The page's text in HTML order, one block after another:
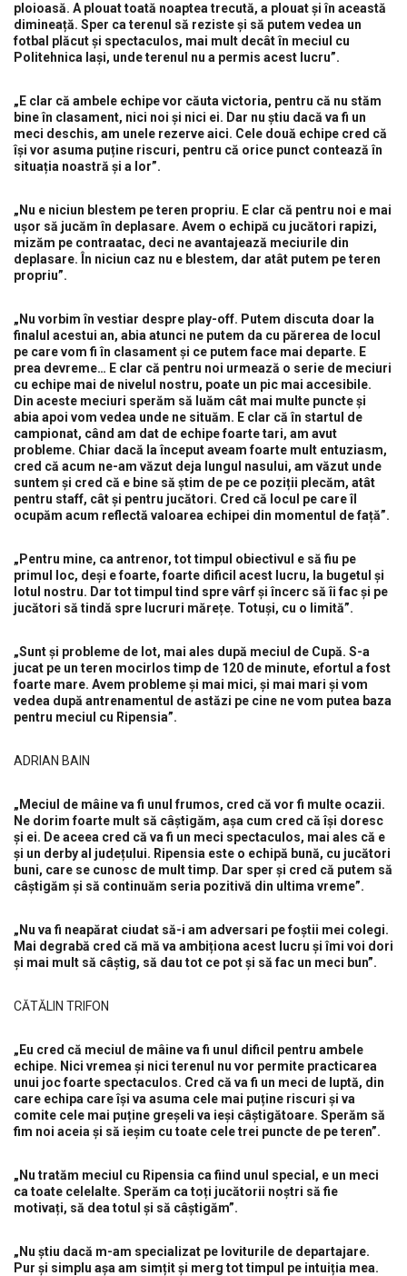
ploioasă. A plouat toată noaptea trecută, a plouat și în această
dimineață. Sper ca terenul să reziste și să putem vedea un
fotbal plăcut și spectaculos, mai mult decât în meciul cu
Politehnica Iași, unde terenul nu a permis acest lucru”.
„E clar că ambele echipe vor căuta victoria, pentru că nu stăm
bine în clasament, nici noi și nici ei. Dar nu știu dacă va fi un
meci deschis, am unele rezerve aici. Cele două echipe cred că
își vor asuma puține riscuri, pentru că orice punct contează în
situația noastră și a lor”.
„Nu e niciun blestem pe teren propriu. E clar că pentru noi e mai
ușor să jucăm în deplasare. Avem o echipă cu jucători rapizi,
mizăm pe contraatac, deci ne avantajează meciurile din
deplasare. În niciun caz nu e blestem, dar atât putem pe teren
propriu”.
„Nu vorbim în vestiar despre play-off. Putem discuta doar la
finalul acestui an, abia atunci ne putem da cu părerea de locul
pe care vom fi în clasament și ce putem face mai departe. E
prea devreme… E clar că pentru noi urmează o serie de meciuri
cu echipe mai de nivelul nostru, poate un pic mai accesibile.
Din aceste meciuri sperăm să luăm cât mai multe puncte și
abia apoi vom vedea unde ne situăm. E clar că în startul de
campionat, când am dat de echipe foarte tari, am avut
probleme. Chiar dacă la început aveam foarte mult entuziasm,
cred că acum ne-am văzut deja lungul nasului, am văzut unde
suntem și cred că e bine să știm de pe ce poziții plecăm, atât
pentru staff, cât și pentru jucători. Cred că locul pe care îl
ocupăm acum reflectă valoarea echipei din momentul de față”.
„Pentru mine, ca antrenor, tot timpul obiectivul e să fiu pe
primul loc, deși e foarte, foarte dificil acest lucru, la bugetul și
lotul nostru. Dar tot timpul tind spre vârf și încerc să îi fac și pe
jucători să tindă spre lucruri mărețe. Totuși, cu o limită”.
„Sunt și probleme de lot, mai ales după meciul de Cupă. S-a
jucat pe un teren mocirlos timp de 120 de minute, efortul a fost
foarte mare. Avem probleme și mai mici, și mai mari și vom
vedea după antrenamentul de astăzi pe cine ne vom putea baza
pentru meciul cu Ripensia”.
ADRIAN BAIN
„Meciul de mâine va fi unul frumos, cred că vor fi multe ocazii.
Ne dorim foarte mult să câștigăm, așa cum cred că își doresc
și ei. De aceea cred că va fi un meci spectaculos, mai ales că e
și un derby al județului. Ripensia este o echipă bună, cu jucători
buni, care se cunosc de mult timp. Dar sper și cred că putem să
câștigăm și să continuăm seria pozitivă din ultima vreme”.
„Nu va fi neapărat ciudat să-i am adversari pe foștii mei colegi.
Mai degrabă cred că mă va ambiționa acest lucru și îmi voi dori
și mai mult să câștig, să dau tot ce pot și să fac un meci bun”.
CĂTĂLIN TRIFON
„Eu cred că meciul de mâine va fi unul dificil pentru ambele
echipe. Nici vremea și nici terenul nu vor permite practicarea
unui joc foarte spectaculos. Cred că va fi un meci de luptă, din
care echipa care își va asuma cele mai puține riscuri și va
comite cele mai puține greșeli va ieși câștigătoare. Sperăm să
fim noi aceia și să ieșim cu toate cele trei puncte de pe teren”.
„Nu tratăm meciul cu Ripensia ca fiind unul special, e un meci
ca toate celelalte. Sperăm ca toți jucătorii noștri să fie
motivați, să dea totul și să câștigăm”.
„Nu știu dacă m-am specializat pe loviturile de departajare.
Pur și simplu așa am simțit și merg tot timpul pe intuiția mea.